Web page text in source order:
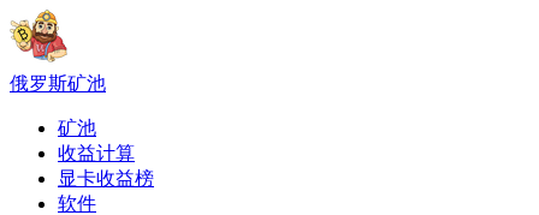
俄罗斯矿池
矿池
收益计算
显卡收益榜
软件